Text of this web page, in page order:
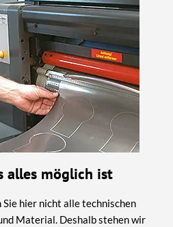
alles möglich ist
hier nicht alle technischen
Material. Deshalb stehen wir